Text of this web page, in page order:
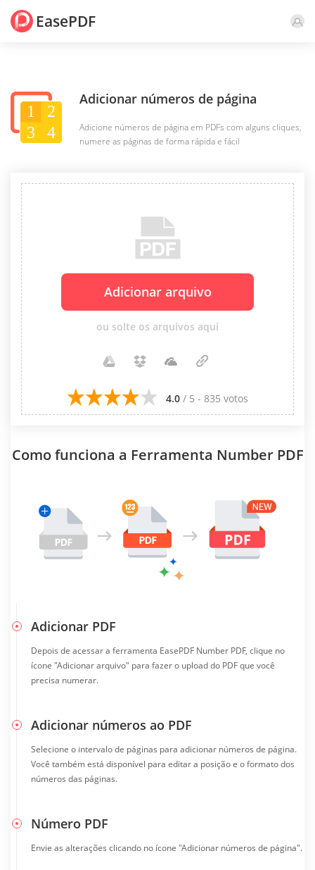
EasePDF
Adicionar números de página
Adicione números de página em PDFs com alguns cliques,
numere as páginas de forma rápida e fácil
Adicionar arquivo
ou solte os arquivos aqui
4.0/ 5 - 835 votos
Como funciona a Ferramenta Number PDF
Adicionar PDF
Depois de acessar a ferramenta EasePDF Number PDF, clique no
ícone "Adicionar arquivo" para fazer o upload do PDF que você
precisa numerar.
Adicionar números ao PDF
Selecione o intervalo de páginas para adicionar números de página.
Você também está disponível para editar a posição e o formato dos
números das páginas.
Número PDF
Envie as alterações clicando no ícone "Adicionar números de página".